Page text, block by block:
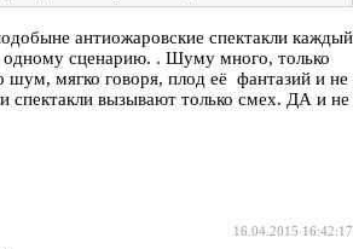
антиожаровские спектакли каждый
одному сценарию. . Шуму много, только
шум, мягко говоря, плод её фантазий и не
спектакли вызывают только смех. ДА и не
16.04.2015 16:42:17